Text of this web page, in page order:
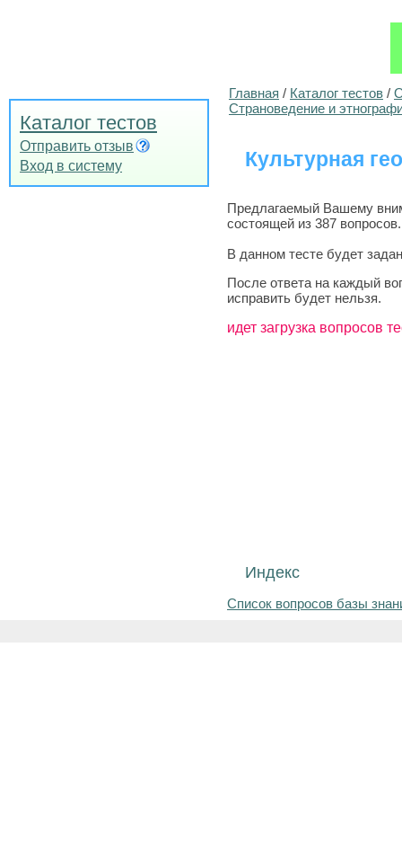
Каталог тестов
Отправить отзыв
Вход в систему
Главная / Каталог тестов /
Страноведение и
Культурная
Предлагаемый Вашему
состоящей из 387 вопросов.
В данном тесте будет
После ответа на каждый
исправить будет нельзя.
идет загрузка вопросов
Индекс
Список вопросов базы